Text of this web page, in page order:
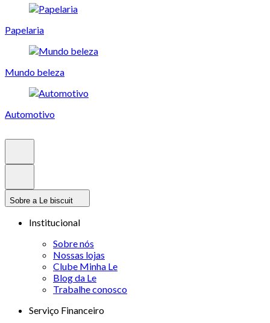
Papelaria
Mundo beleza
Automotivo
Sobre a Le biscuit
Institucional
Sobre nós
Nossas lojas
Clube Minha Le
Blog da Le
Trabalhe conosco
Serviço Financeiro